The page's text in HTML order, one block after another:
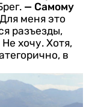
— Самому
меня это
разъезды,
хочу. Хотя,
в